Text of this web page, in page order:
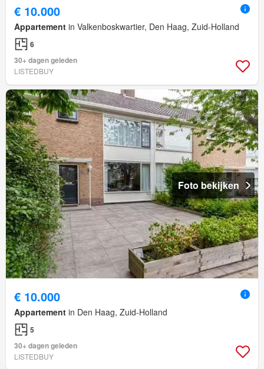
€ 10.000
Appartement in Valkenboskwartier, Den Haag, Zuid-Holland
6
30+ dagen geleden
LISTEDBUY
Foto bekijken
€ 10.000
Appartement in Den Haag, Zuid-Holland
5
30+ dagen geleden
LISTEDBUY